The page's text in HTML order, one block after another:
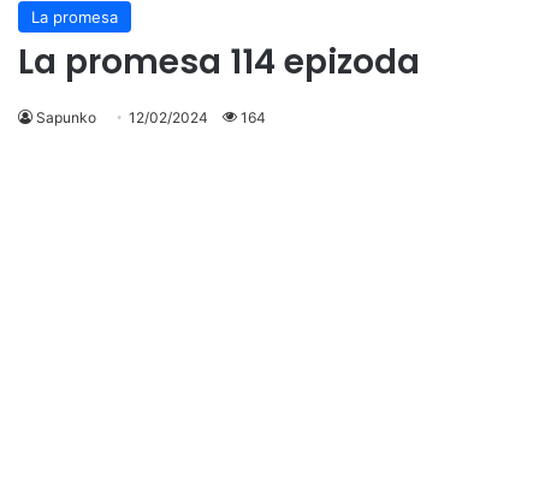
La promesa
La promesa 114 epizoda
Sapunko 12/02/2024 164